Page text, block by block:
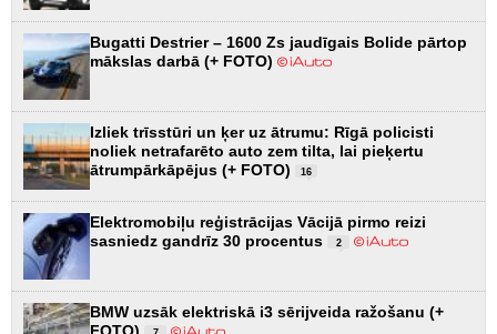
Bugatti Destrier – 1600 Zs jaudīgais Bolide pārtop
mākslas darbā (+ FOTO)
Izliek trīsstūri un ķer uz ātrumu: Rīgā policisti
noliek netrafarēto auto zem tilta, lai pieķertu
ātrumpārkāpējus (+ FOTO)
16
Elektromobiļu reģistrācijas Vācijā pirmo reizi
sasniedz gandrīz 30 procentus
2
BMW uzsāk elektriskā i3 sērijveida ražošanu (+